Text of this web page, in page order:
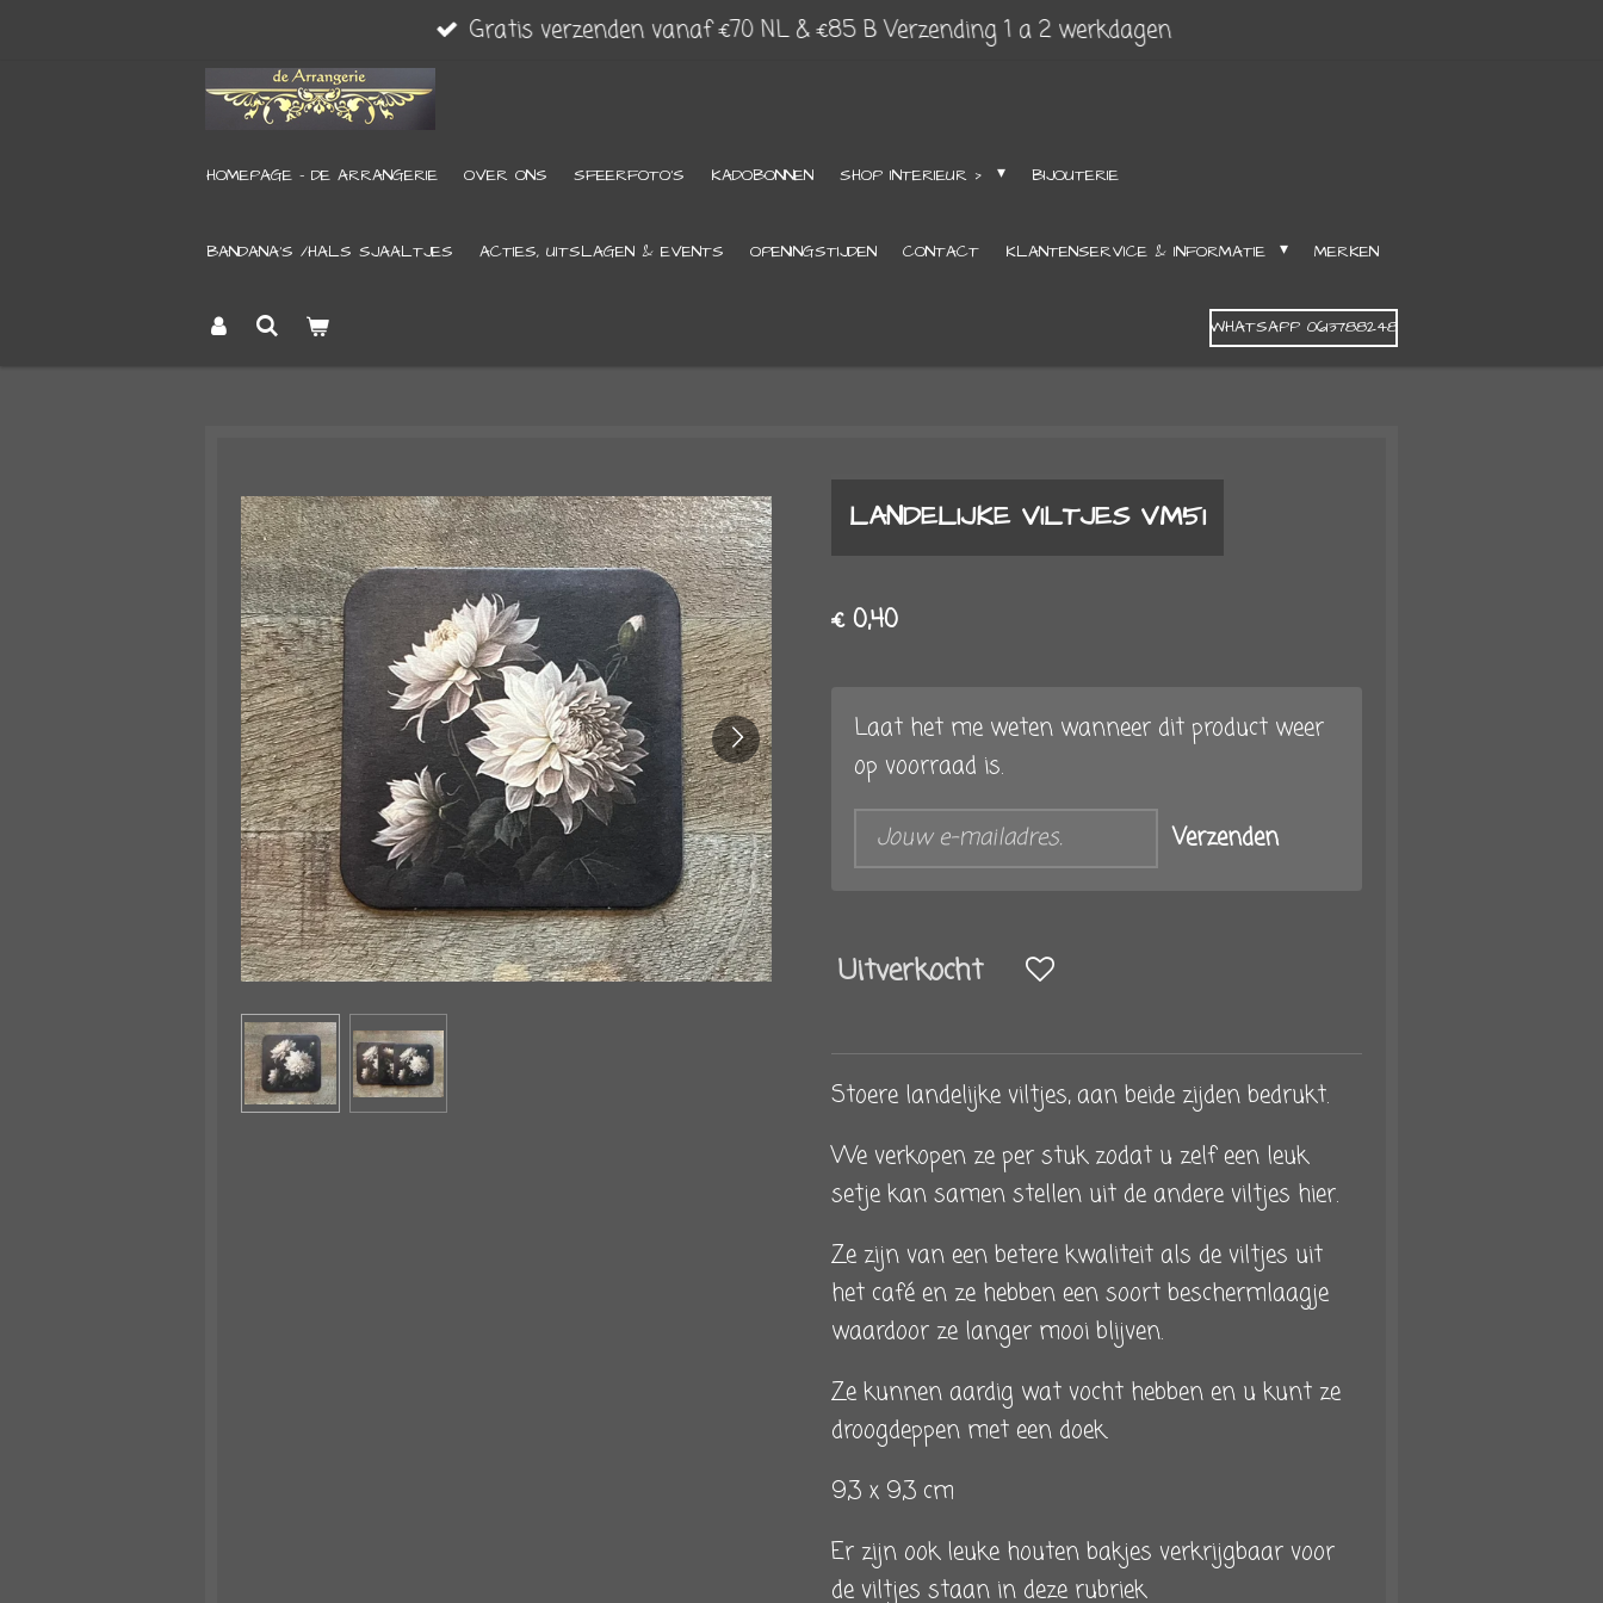
Gratis verzenden vanaf €70 NL & €85 B Verzending 1 a 2 werkdagen
HOMEPAGE - DE ARRANGERIE OVER ONS SFEERFOTO'S KADOBONNEN SHOP INTERIEUR > BIJOUTERIE
BANDANA’S /HALS SJAALTJES ACTIES, UITSLAGEN & EVENTS OPENINGSTIJDEN CONTACT KLANTENSERVICE & INFORMATIE MERKEN
WHATSAPP 0613788248
LANDELIJKE VILTJES VM51
€ 0,40
Laat het me weten wanneer dit product weer
op voorraad is.
Verzenden
Uitverkocht
Stoere landelijke viltjes, aan beide zijden bedrukt.
We verkopen ze per stuk zodat u zelf een leuk
setje kan samen stellen uit de andere viltjes hier.
Ze zijn van een betere kwaliteit als de viltjes uit
het café en ze hebben een soort beschermlaagje
waardoor ze langer mooi blijven.
Ze kunnen aardig wat vocht hebben en u kunt ze
droogdeppen met een doek.
9,3 x 9,3 cm
Er zijn ook leuke houten bakjes verkrijgbaar voor
de viltjes staan in deze rubriek